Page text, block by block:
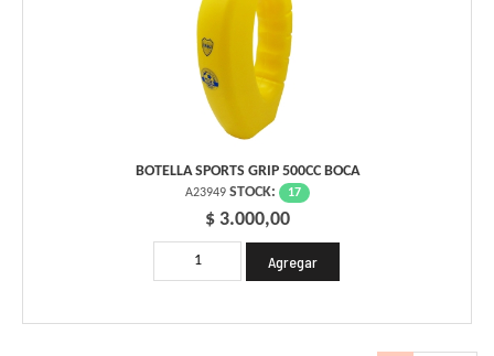
BOTELLA SPORTS GRIP 500CC BOCA
A23949 STOCK: 17
$ 3.000,00